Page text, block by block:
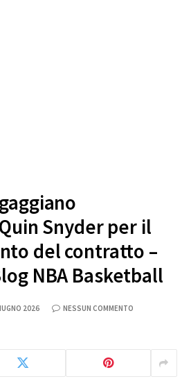
Snyder per il
del contratto –
NBA Basketball
2026 NESSUN COMMENTO